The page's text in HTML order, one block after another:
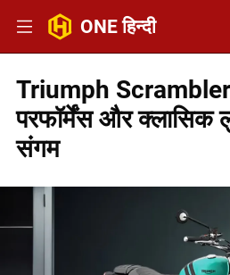
ONE हिन्दी
Triumph Scrambler
परफॉर्मेंस और क्लासिक
संगम